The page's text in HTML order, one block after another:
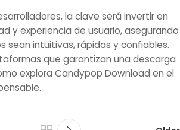
la clave será invertir en
y experiencia de usuario, asegurando
sean intuitivas, rápidas y confiables.
que garantizan una descarga
explora Candypop Download en el